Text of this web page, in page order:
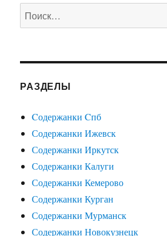
Искать:
РАЗДЕЛЫ
Cодержанки Cпб
Содержанки Ижевск
Содержанки Иркутск
Содержанки Калуги
Содержанки Кемерово
Содержанки Курган
Содержанки Мурманск
Содержанки Новокузнецк